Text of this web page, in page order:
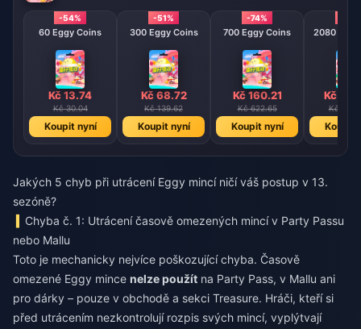
-54%
60 Eggy Coins
Kč 13.74
Kč 30.04
Koupit nyní
-51%
300 Eggy Coins
Kč 68.72
Kč 139.62
Koupit nyní
-74%
700 Eggy Coins
Kč 160.21
Kč 622.65
Koupit nyní
Kč
Kč
Koupit
Jakých 5 chyb při utrácení Eggy mincí ničí váš postup v 13.
sezóně?
Chyba č. 1: Utrácení časově omezených mincí v Party Passu
nebo Mallu
Toto je mechanicky nejvíce poškozující chyba. Časově
omezené Eggy mince nelze použít na Party Pass, v Mallu ani
pro dárky – pouze v obchodě a sekci Treasure. Hráči, kteří si
před utrácením nezkontrolují rozpis svých mincí, vyplýtvají